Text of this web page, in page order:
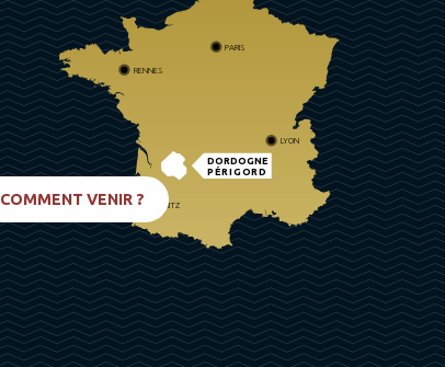
DORDOGNE
PÉRIGORD
PARIS
RENNES
LYON
BIARRITZ
COMMENT VENIR ?